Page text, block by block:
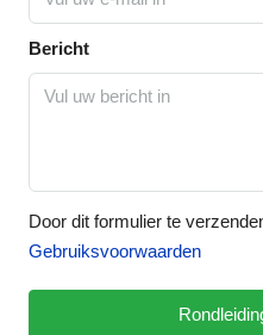
Bericht
Door dit formulier te
Gebruiksvoorwaarden